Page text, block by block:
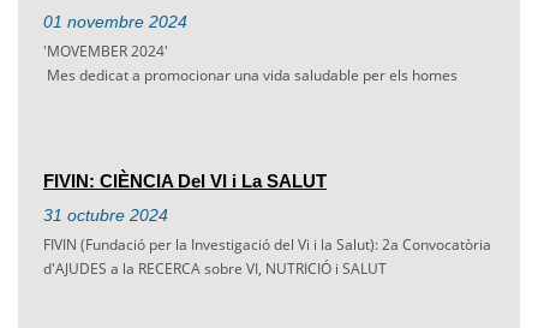
01 novembre 2024
'MOVEMBER 2024'
Mes dedicat a promocionar una vida saludable per els homes
FIVIN: CIÈNCIA Del VI i La SALUT
31 octubre 2024
FIVIN (Fundació per la Investigació del Vi i la Salut): 2a Convocatòria
d'AJUDES a la RECERCA sobre VI, NUTRICIÓ i SALUT